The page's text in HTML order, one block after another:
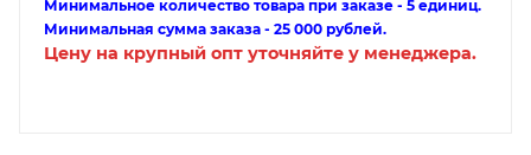
Минимальное количество товара при заказе - 5 единиц.
Минимальная сумма заказа - 25 000 рублей.
Цену на крупный опт уточняйте у менеджера.